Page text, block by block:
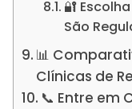
🔐
São
📊
Clínicas de
📞 Entre em